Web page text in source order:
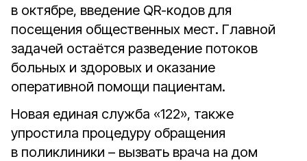
в октябре, введение QR-кодов для
посещения общественных мест. Главной
задачей остаётся разведение потоков
больных и здоровых и оказание
оперативной помощи пациентам.
Новая единая служба «122», также
упростила процедуру обращения
в поликлиники – вызвать врача на дом